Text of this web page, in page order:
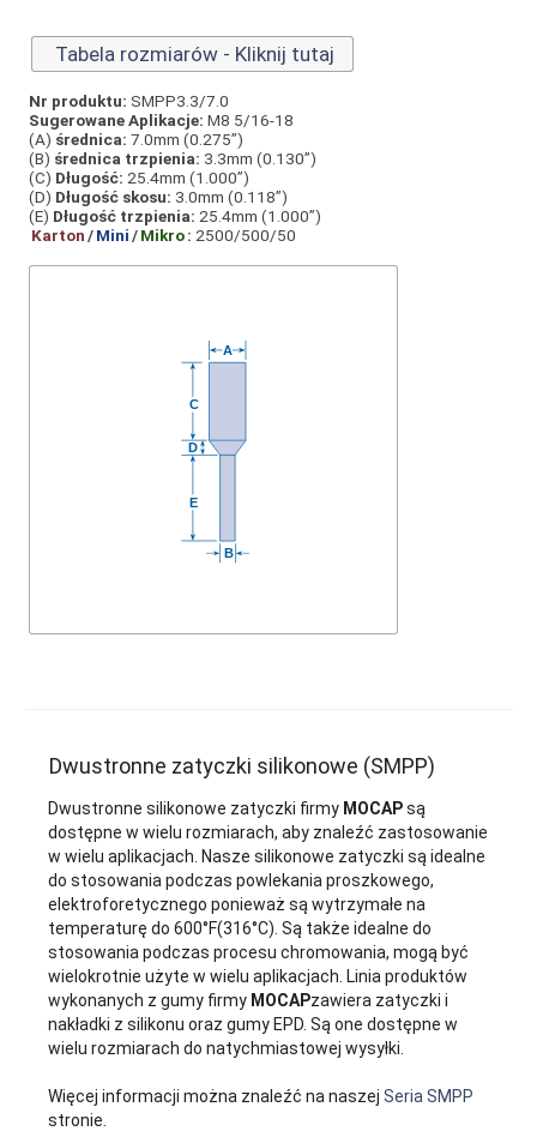
Tabela rozmiarów - Kliknij tutaj
Nr produktu: SMPP3.3/7.0
Sugerowane Aplikacje: M8 5/16-18
(A) średnica: 7.0mm (0.275”)
(B) średnica trzpienia: 3.3mm (0.130”)
(C) Długość: 25.4mm (1.000”)
(D) Długość skosu: 3.0mm (0.118”)
(E) Długość trzpienia: 25.4mm (1.000”)
Karton/Mini/Mikro: 2500/500/50
Dwustronne zatyczki silikonowe (SMPP)
Dwustronne silikonowe zatyczki firmy MOCAPsą
dostępne w wielu rozmiarach, aby znaleźć zastosowanie
w wielu aplikacjach. Nasze silikonowe zatyczki są idealne
do stosowania podczas powlekania proszkowego,
elektroforetycznego ponieważ są wytrzymałe na
temperaturę do 600°F(316°C). Są także idealne do
stosowania podczas procesu chromowania, mogą być
wielokrotnie użyte w wielu aplikacjach. Linia produktów
wykonanych z gumy firmy MOCAPzawiera zatyczki i
nakładki z silikonu oraz gumy EPD. Są one dostępne w
wielu rozmiarach do natychmiastowej wysyłki.
Więcej informacji można znaleźć na naszejSeria SMPP
stronie.